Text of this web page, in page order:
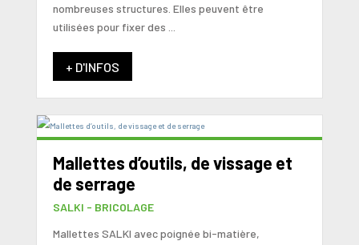
nombreuses structures. Elles peuvent être
utilisées pour fixer des ...
+ D'INFOS
Mallettes d’outils, de vissage et
de serrage
SALKI - BRICOLAGE
Mallettes SALKI avec poignée bi-matière,